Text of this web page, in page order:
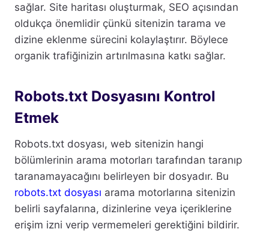
sağlar. Site haritası oluşturmak, SEO açısından
oldukça önemlidir çünkü sitenizin tarama ve
dizine eklenme sürecini kolaylaştırır. Böylece
organik trafiğinizin artırılmasına katkı sağlar.
Robots.txt Dosyasını Kontrol
Etmek
Robots.txt dosyası, web sitenizin hangi
bölümlerinin arama motorları tarafından taranıp
taranamayacağını belirleyen bir dosyadır. Bu
robots.txt dosyası arama motorlarına sitenizin
belirli sayfalarına, dizinlerine veya içeriklerine
erişim izni verip vermemeleri gerektiğini bildirir.